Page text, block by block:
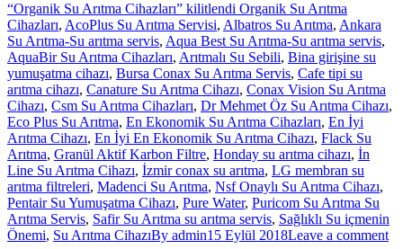
“Organik Su Arıtma Cihazları” kilitlendi Organik Su Arıtma
Cihazları, AcoPlus Su Arıtma Servisi, Albatros Su Arıtma, Ankara
Su Arıtma-Su arıtma servis, Aqua Best Su Arıtma-Su arıtma servis,
AquaBir Su Arıtma Cihazları, Arıtmalı Su Sebili, Bina girişine su
yumuşatma cihazı, Bursa Conax Su Arıtma Servis, Cafe tipi su
arıtma cihazı, Canature Su Arıtma Cihazı, Conax Vision Su Arıtma
Cihazı, Csm Su Arıtma Cihazları, Dr Mehmet Öz Su Arıtma Cihazı,
Eco Plus Su Arıtma, En Ekonomik Su Arıtma Cihazları, En İyi
Arıtma Cihazı, En İyi En Ekonomik Su Arıtma Cihazı, Flack Su
Arıtma, Granül Aktif Karbon Filtre, Honday su arıtma cihazı, İn
Line Su Arıtma Cihazı, İzmir conax su arıtma, LG membran su
arıtma filtreleri, Madenci Su Arıtma, Nsf Onaylı Su Arıtma Cihazı,
Pentair Su Yumuşatma Cihazı, Pure Water, Puricom Su Arıtma Su
Arıtma Servis, Safir Su Arıtma su arıtma servis, Sağlıklı Su içmenin
Önemi, Su Arıtma CihazıBy admin15 Eylül 2018Leave a comment